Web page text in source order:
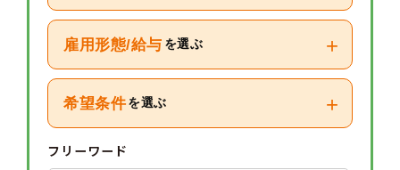
雇用形態/給与 を選ぶ +
希望条件 を選ぶ +
フリーワード